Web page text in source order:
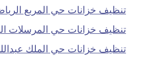
تنظيف خزانات حي المربع
تنظيف خزانات حي المرسلات
تنظيف خزانات حي الملك